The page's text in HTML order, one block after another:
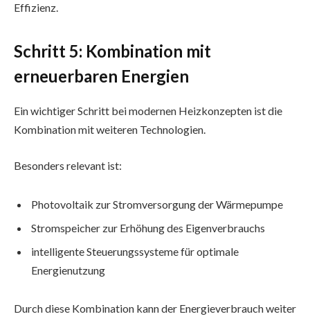
Effizienz.
Schritt 5: Kombination mit
erneuerbaren Energien
Ein wichtiger Schritt bei modernen Heizkonzepten ist die
Kombination mit weiteren Technologien.
Besonders relevant ist:
Photovoltaik zur Stromversorgung der Wärmepumpe
Stromspeicher zur Erhöhung des Eigenverbrauchs
intelligente Steuerungssysteme für optimale
Energienutzung
Durch diese Kombination kann der Energieverbrauch weiter